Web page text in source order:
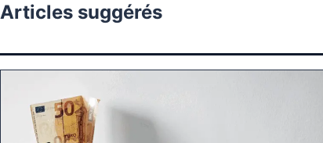
Articles suggérés